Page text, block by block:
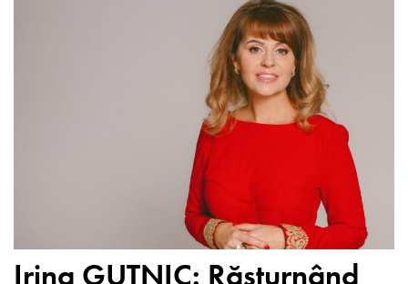
Irina GUTNIC: Răsturnând